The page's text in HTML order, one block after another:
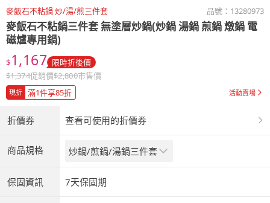
麥飯石不粘鍋 炒/湯/煎三件套 品號： 13280973
麥飯石不粘鍋三件套 無塗層炒鍋(炒鍋 湯鍋 煎鍋 燉鍋 電
磁爐專用鍋)
$1,167 限時折後價
$1,374促銷價$2,800市售價
現折 滿1件享85折 活動賣場
折價券 查看可使用的折價券
商品規格 炒鍋/煎鍋/湯鍋三件套
保固資訊 7天保固期